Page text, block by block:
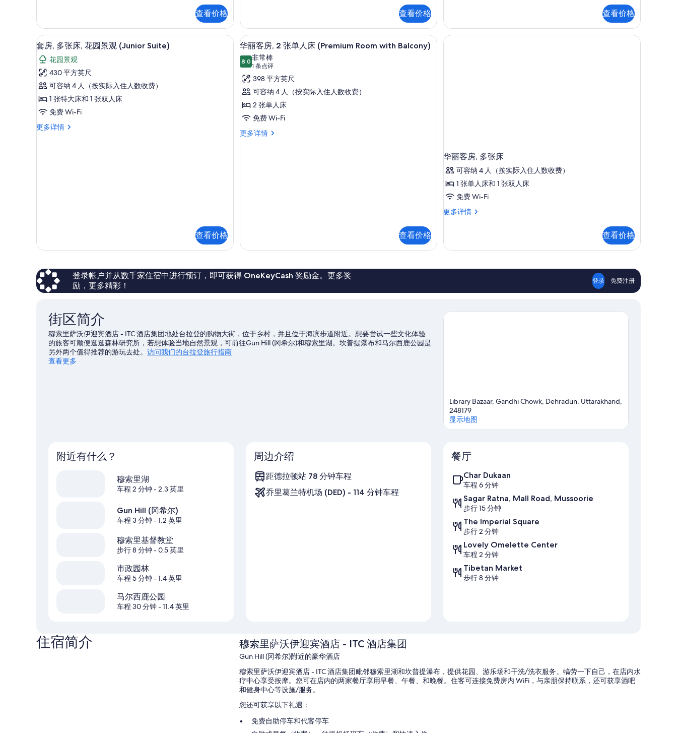
床
(Premium
Non
View
Rooms)
的
所
有
照
片
张
大
床
(Premium
Non
View
Rooms)
更
多
信
息
查看价格
的
所
有
照
片
大
床
更
多
信
息
查看价格
床,
花
片
1
张
大
查看价格
显
示
套
房,
多
张
花
照
套房, 多张床, 花园景观 (Junior Suite) | 高档床上用品、迷你吧、客房内保险箱、笔记本电脑工作区
4
套房, 多张床, 花园景观 (Junior Suite)
花园景观
430 平方英尺
可容纳 4 人（按实际入住人数收费）
1 张特大床和 1 张双人床
免费 Wi-Fi
更多详情
套
信
查看价格
显
示
华
丽
客
房,
2
张
所
照
片
华丽客房, 2 张单人床 (Premium Room with Balcony) | 高档床上用品、迷你吧、客房内保险箱、笔记本电脑工作区
4
华丽客房, 2 张单人床 (Premium Room with Balcony)
8.08.0 分，满分 10 分
非常棒
1 条点评
(1
条
点
评)
398 平方英尺
可容纳 4 人（按实际入住人数收费）
2 张单人床
免费 Wi-Fi
更多详情
华
更
信
息
查看价格
华丽客房, 多张床
可容纳 4 人（按实际入住人数收费）
1 张单人床和 1 张双人床
免费 Wi-Fi
更多详情
华
多
信
查看价格
登录帐户并从数千家住宿中进行预订，即可获得 OneKeyCash 奖励金。更多奖
励，更多精彩！
登录 免费注册
街区简介
穆索里萨沃伊迎宾酒店 - ITC 酒店集团地处台拉登的购物大街，位于乡村，并且位于海滨步道附近。想要尝试一些文化体验
的旅客可顺便逛逛森林研究所，若想体验当地自然景观，可前往Gun Hill (冈希尔)和穆索里湖。坎普提瀑布和马尔西鹿公园是
另外两个值得推荐的游玩去处。 访问我们的台拉登旅行指南
查看更多
Library Bazaar, Gandhi Chowk, Dehradun, Uttarakhand,
248179
显示地图
附近有什么？
穆索里湖
车程 2 分钟- 2.3 英里
Gun Hill (冈希尔)
车程 3 分钟- 1.2 英里
穆索里基督教堂
步行 8 分钟- 0.5 英里
市政园林
车程 5 分钟- 1.4 英里
马尔西鹿公园
车程 30 分钟- 11.4 英里
周边介绍
距德拉顿站 78 分钟车程
乔里葛兰特机场 (DED) - 114 分钟车程
餐厅
Char Dukaan
车程 6 分钟
Sagar Ratna, Mall Road, Mussoorie
步行 15 分钟
The Imperial Square
步行 2 分钟
Lovely Omelette Center
车程 2 分钟
Tibetan Market
步行 8 分钟
住宿简介 穆索里萨沃伊迎宾酒店 - ITC 酒店集团
Gun Hill (冈希尔)附近的豪华酒店
穆索里萨沃伊迎宾酒店 - ITC 酒店集团毗邻穆索里湖和坎普提瀑布，提供花园、游乐场和干洗/洗衣服务。犒劳一下自己，在店内水
疗中心享受按摩。您可在店内的两家餐厅享用早餐、午餐、和晚餐。住客可连接免费房内 WiFi，与亲朋保持联系，还可获享酒吧
和健身中心等设施/服务。
您还可获享以下礼遇：
免费自助停车和代客停车